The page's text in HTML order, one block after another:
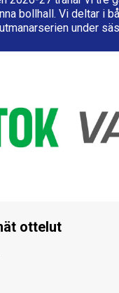
bollhall. Vi deltar i
utmanarserien under
ottelut